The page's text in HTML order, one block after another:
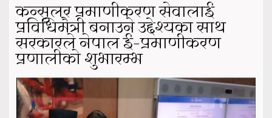
कन्सुलर प्रमाणीकरण सेवालाई
प्रविधिमैत्री बनाउने उद्देश्यका साथ
सरकारले नेपाल ई–प्रमाणीकरण
प्रणालीको शुभारम्भ